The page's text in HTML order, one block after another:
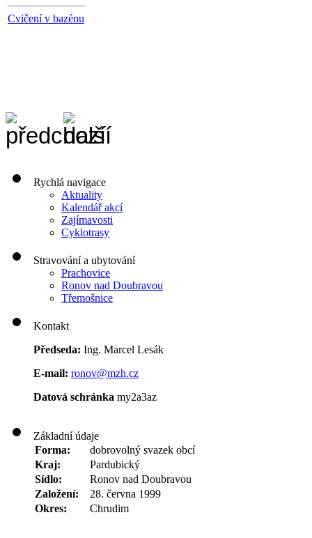
Cvičení v bazénu
Rychlá navigace
Aktuality
Kalendář akcí
Zajímavosti
Cyklotrasy
Stravování a ubytování
Prachovice
Ronov nad Doubravou
Třemošnice
Kontakt
Předseda: Ing. Marcel Lesák
E-mail: ronov@mzh.cz
Datová schránka my2a3az
Základní údaje
Forma:
dobrovolný svazek obcí
Kraj:
Pardubický
Sídlo:
Ronov nad Doubravou
Založení:
28. června 1999
Okres:
Chrudim